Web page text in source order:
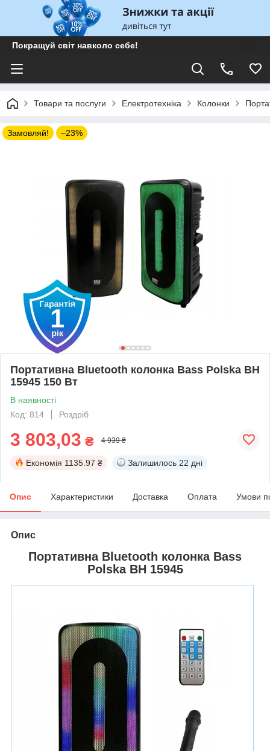
Покращуй світ навколо себе!
Товари та послуги Електротехніка Колонки
Замовляй! –23%
Портативна Bluetooth колонка Bass Polska BH
15945 150 Вт
В наявності
Код: 814
Роздріб
3 803,03 ₴ 4 939 ₴
Економія 1135.97 ₴ Залишилось 22 дні
Опис Характеристики Доставка Оплата Умови
Опис
Портативна Bluetooth колонка Bass
Polska BH 15945